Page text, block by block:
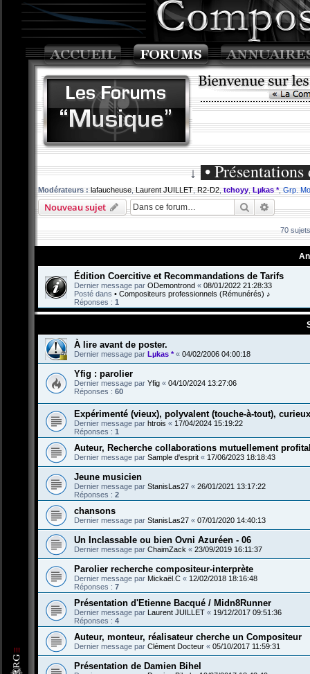
↓ •
Modérateurs : lafaucheuse,Laurent JUILLET,R2-D2,tchoyy,Lµkas *,Grp.
Nouveau sujet Rechercher
70
Édition Coercitive et Recommandations de Tarifs
Dernier message par ODemontrond « 08/01/2022 21:28:33
Posté dans • Compositeurs professionnels (Rémunérés) ♪
Réponses : 1
À lire avant de poster.
Dernier message par Lµkas *« 04/02/2006 04:00:18
Yfig : parolier
Dernier message par Yfig « 04/10/2024 13:27:06
Réponses : 60
Expérimenté (vieux), polyvalent (touche-à-tout),
Dernier message par htrois « 17/04/2024 15:19:22
Réponses : 1
Auteur, Recherche collaborations mutuellement
Dernier message par Sample d'esprit « 17/06/2023 18:18:43
Jeune musicien
Dernier message par StanisLas27 « 26/01/2021 13:17:22
Réponses : 2
chansons
Dernier message par StanisLas27 « 07/01/2020 14:40:13
Un Inclassable ou bien Ovni Azuréen - 06
Dernier message par ChaimZack « 23/09/2019 16:11:37
Parolier recherche compositeur-interprète
Dernier message par Mickaël.C « 12/02/2018 18:16:48
Réponses : 7
Présentation d'Etienne Bacqué / Midn8Runner
Dernier message par Laurent JUILLET « 19/12/2017 09:51:36
Réponses : 4
Auteur, monteur, réalisateur cherche un Compositeur
Dernier message par Clément Docteur « 05/10/2017 11:59:31
Présentation de Damien Bihel